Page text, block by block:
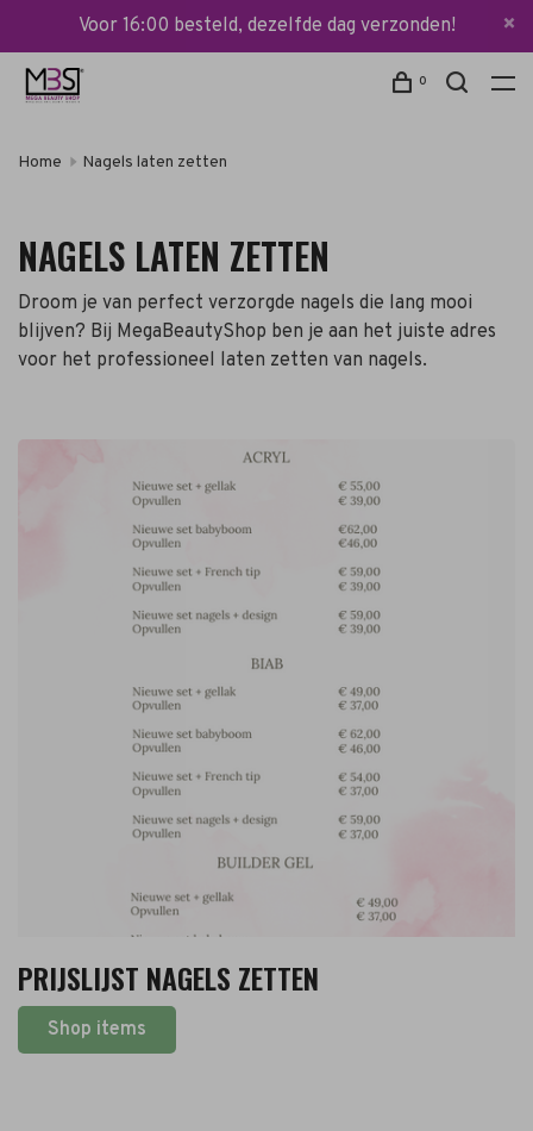
Voor 16:00 besteld, dezelfde dag verzonden!
0
Home Nagels laten zetten
NAGELS LATEN ZETTEN
Droom je van perfect verzorgde nagels die lang mooi
blijven? Bij MegaBeautyShop ben je aan het juiste adres
voor het professioneel laten zetten van nagels.
PRIJSLIJST NAGELS ZETTEN
Shop items